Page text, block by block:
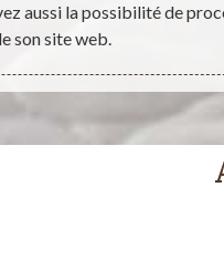
aussi la possibilité de
son site web.